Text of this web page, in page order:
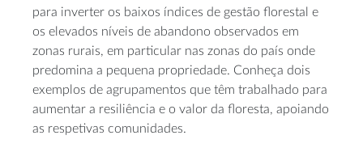
para inverter os baixos índices de gestão florestal e
os elevados níveis de abandono observados em
zonas rurais, em particular nas zonas do país onde
predomina a pequena propriedade. Conheça dois
exemplos de agrupamentos que têm trabalhado para
aumentar a resiliência e o valor da floresta, apoiando
as respetivas comunidades.